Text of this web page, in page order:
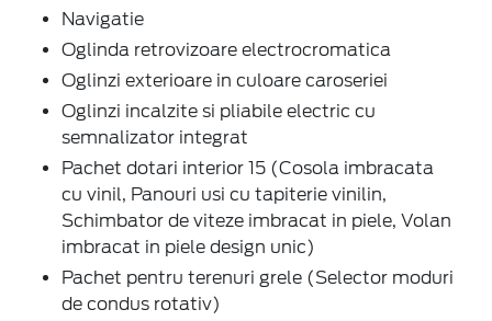
Navigatie
Oglinda retrovizoare electrocromatica
Oglinzi exterioare in culoare caroseriei
Oglinzi incalzite si pliabile electric cu
semnalizator integrat
Pachet dotari interior 15 (Cosola imbracata
cu vinil, Panouri usi cu tapiterie vinilin,
Schimbator de viteze imbracat in piele, Volan
imbracat in piele design unic)
Pachet pentru terenuri grele (Selector moduri
de condus rotativ)